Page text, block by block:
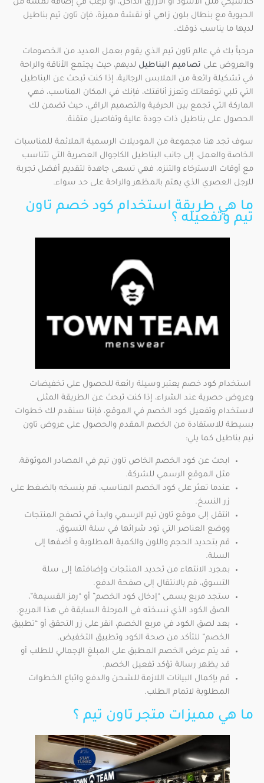
كلاسيكي مثل الأسود أو الأزرق الداكن، أو ترغب في إضافة لمسة من
الحيوية مع بنطال بلون زاهي أو نقشة مميزة، فإن تاون تيم بناطيل
لديها ما يناسب ذوقك.
مرحباً بك في عالم تاون تيم الذي يقوم بعمل العديد من الخصومات
والعروض على تصاميم البناطيل لديهم، حيث يجتمع الأناقة والراحة
في تشكيلة رائعة من الملابس الرجالية، إذا كنت تبحث عن البناطيل
التي تلبي توقعاتك وتعزز أناقتك، فإنك في المكان المناسب، فهي
الماركة التي تجمع بين الحرفية والتصميم الراقي، حيث تضمن لك
الحصول على بناطيل ذات جودة عالية وتفاصيل متقنة.
سوف تجد هنا مجموعة من الموديلات الرسمية الملائمة للمناسبات
الخاصة والعمل، إلى جانب البناطيل الكاجوال العصرية التي تتناسب
مع أوقات الاسترخاء والتنزه، فهي تسعى جاهدة لتقديم أفضل تجربة
للرجل العصري الذي يهتم بالمظهر والراحة على حد سواء.
ما هي طريقة استخدام كود خصم تاون
تيم وتفعيله ؟
استخدام كود خصم يعتبر وسيلة رائعة للحصول على تخفيضات
وعروض حصرية عند الشراء، إذا كنت تبحث عن الطريقة المثلى
لاستخدام وتفعيل كود الخصم في الموقع، فإننا سنقدم لك خطوات
بسيطة للاستفادة من الخصم المقدم والحصول على عروض تاون
نيم بناطيل كما يلي:
ابحث عن كود الخصم الخاص تاون تيم في المصادر الموثوقة،
مثل الموقع الرسمي للشركة.
عندما تعثر على كود الخصم المناسب، قم بنسخه بالضغط على
زر النسخ.
انتقل إلى موقع تاون تيم الرسمي وابدأ في تصفح المنتجات
ووضع العناصر التي تود شرائها في سلة التسوق.
قم بتحديد الحجم واللون والكمية المطلوبة و أضفها إلى
السلة.
بمجرد الانتهاء من تحديد المنتجات وإضافتها إلى سلة
التسوق، قم بالانتقال إلى صفحة الدفع.
ستجد مربع يسمى “إدخال كود الخصم” أو “رمز القسيمة”،
الصق الكود الذي نسخته في المرحلة السابقة في هذا المربع.
بعد لصق الكود في مربع الخصم، انقر على زر التحقق أو “تطبيق
الخصم” للتأكد من صحة الكود وتطبيق التخفيض.
قد يتم عرض الخصم المطبق على المبلغ الإجمالي للطلب أو
قد يظهر رسالة تؤكد تفعيل الخصم.
قم بإكمال البيانات اللازمة للشحن والدفع واتباع الخطوات
المطلوبة لاتمام الطلب.
ما هي مميزات متجر تاون تيم ؟